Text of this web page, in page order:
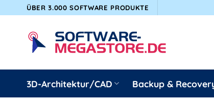
springen
ÜBER 3.000 SOFTWARE PRODUKTE
3D-Architektur/CAD Backup &